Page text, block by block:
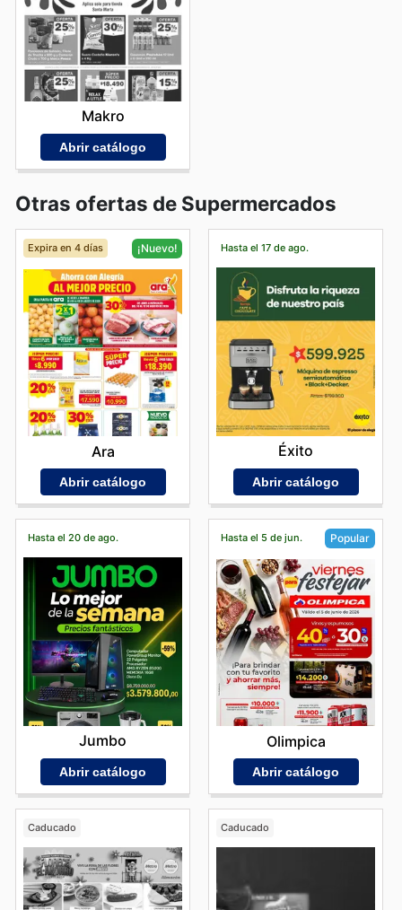
Makro
Abrir catálogo
Otras ofertas de Supermercados
Expira en 4 días ¡Nuevo!
Ara
Abrir catálogo
Hasta el 17 de ago.
Éxito
Abrir catálogo
Hasta el 20 de ago.
Jumbo
Abrir catálogo
Hasta el 5 de jun. Popular
Olimpica
Abrir catálogo
Caducado Caducado